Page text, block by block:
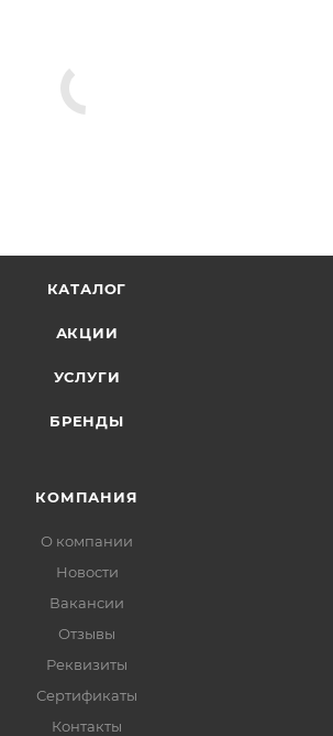
КАТАЛОГ
АКЦИИ
УСЛУГИ
БРЕНДЫ
КОМПАНИЯ
О компании
Новости
Вакансии
Отзывы
Реквизиты
Сертификаты
Контакты